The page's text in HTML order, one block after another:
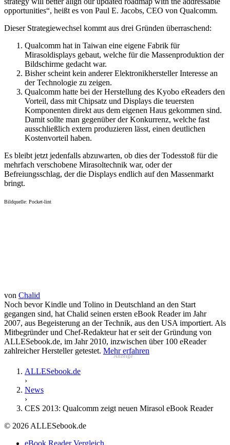
opportunities“, heißt es von Paul E. Jacobs, CEO von Qualcomm.
Dieser Strategiewechsel kommt aus drei Gründen überraschend:
Qualcomm hat in Taiwan eine eigene Fabrik für
Mirasoldisplays gebaut, welche für die Massenproduktion der
Bildschirme gedacht war.
Bisher scheint kein anderer Elektronikhersteller Interesse an
der Technologie zu zeigen.
Qualcomm hatte bei der Herstellung des Kyobo eReaders den
Vorteil, dass mit Chipsatz und Displays die teuersten
Komponenten direkt aus dem eigenen Haus gekommen sind.
Damit sollte man gegenüber der Konkurrenz, welche fast
ausschließlich extern produzieren lässt, einen deutlichen
Kostenvorteil haben.
Es bleibt jetzt jedenfalls abzuwarten, ob dies der Todesstoß für die
mehrfach verschobene Mirasoltechnik war, oder der
Befreiungsschlag, der die Displays endlich auf den Massenmarkt
bringt.
Bildquelle: Pocket-lint
von Chalid
Noch bevor Kindle und Tolino in Deutschland an den Start
gegangen sind, hat Chalid seinen ersten eBook Reader im Jahr
2007, aus Begeisterung an der Technik, aus den USA importiert. Als
Mitbegründer und Chef-Redakteur hat er seit der Gründung von
ALLESebook.de, im Jahr 2010, inzwischen über 100 eReader
zahlreicher Hersteller getestet. Mehr erfahren
Anzeige
ALLESebook.de
›
News
›
CES 2013: Qualcomm zeigt neuen Mirasol eBook Reader
© 2026 ALLESebook.de
eBook Reader Vergleich